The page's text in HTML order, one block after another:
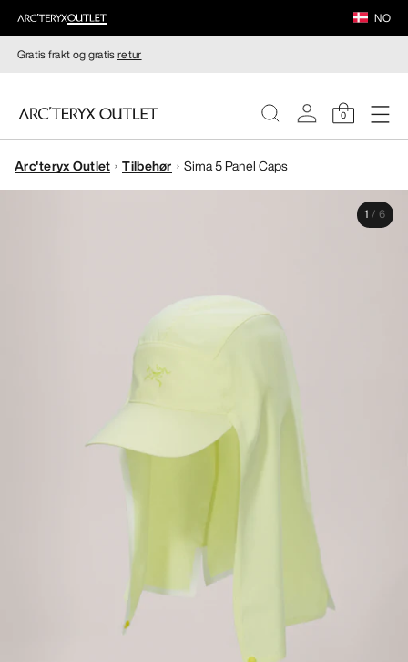
NO
Gratis frakt og gratisretur
0
DAMER
Arc'teryx Outlet Tilbehør Sima 5 Panel Caps
1 / 6